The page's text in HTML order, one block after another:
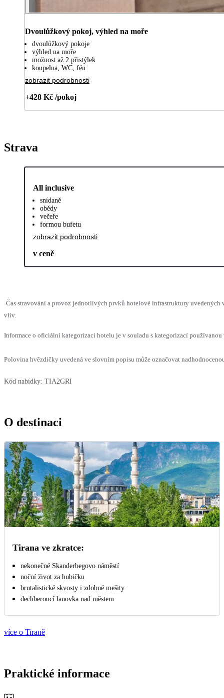
Dvoulůžkový pokoj, výhled na moře
dvoulůžkový pokoje
výhled na moře
možnost až 2 přistýlek
koupelna, WC, fén
zobrazit podrobnosti
+428 Kč /pokoj
Strava
All inclusive
snídaně
obědy
večeře
formou bufetu
zobrazit podrobnosti
v ceně
Čas stravování a provoz jednotlivých prvků hotelové infrastruktury uvedených
vliv.
Informace o oficiální kategorizaci hotelu je v souladu s kategorizací
Polovina hvězdičky uvedená ve slovním popisu může označovat
Kód nabídky: TIA2GRI
O destinaci
Tirana ve zkratce:
nekonečné Skanderbegovo náměstí
noční život za hubičku
brutalistické skvosty i zdobné mešity
dechberoucí lanovka nad městem
více o Tiraně
Praktické informace